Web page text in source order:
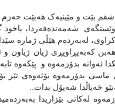
بێت و مێینیەک هەبێت
شەمەندەفەردا، یاخود
لەبەردەم هێڵی ژمارە
هەبن کەبەپڕاوپڕی ژیان ژیاون
ئەوانە بدۆزمەوە و پێکەوە
بدۆزمەوە بۆئەوەی تێر
خەیاڵدا شەپۆل بدات..
لەکاتی بێزاریدا